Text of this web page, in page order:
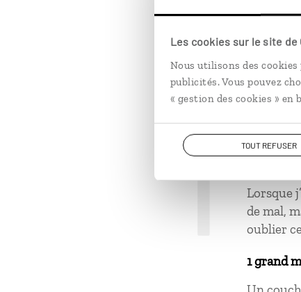
Les cookies sur le site de
Nous utilisons des
publicités. Vous pouvez
« gestion des cookies » en
TOUT REFUSER
Les
de
affaires.
1
Lorsque
de mal,
oublier
1 grand